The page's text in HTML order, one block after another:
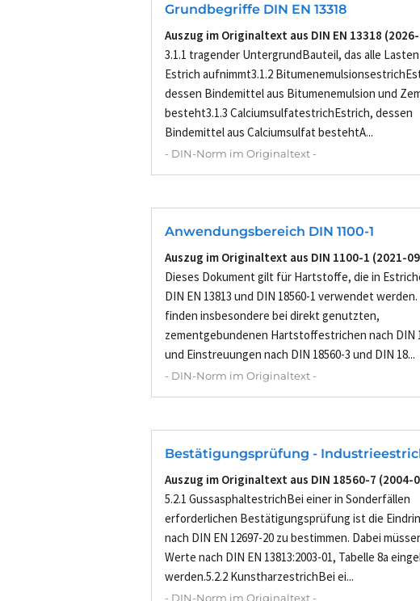
Grundbegriffe DIN EN 13318
Auszug im Originaltext aus DIN EN 13318
3.1.1 tragender UntergrundBauteil, das alle Lasten
Estrich aufnimmt3.1.2
dessen Bindemittel aus Bitumenemulsion und
besteht3.1.3 CalciumsulfatestrichEstrich, dessen
Bindemittel aus Calciumsulfat bestehtA...
- DIN-Norm im Originaltext -
Anwendungsbereich DIN 1100-1
Auszug im Originaltext aus DIN 1100-1 (2021-
Dieses Dokument gilt für Hartstoffe, die in
DIN EN 13813 und DIN 18560-1 verwendet werden.
finden insbesondere bei direkt genutzten,
zementgebundenen Hartstoffestrichen nach DIN
und Einstreuungen nach DIN 18560-3 und DIN 18...
- DIN-Norm im Originaltext -
Bestätigungsprüfung -
Auszug im Originaltext aus DIN 18560-7 (2004-
5.2.1 GussasphaltestrichBei einer in Sonderfällen
erforderlichen Bestätigungsprüfung ist die
nach DIN EN 12697-20 zu bestimmen. Dabei
Werte nach DIN EN 13813:2003-01, Tabelle 8a
werden.5.2.2 KunstharzestrichBei ei...
- DIN-Norm im Originaltext -